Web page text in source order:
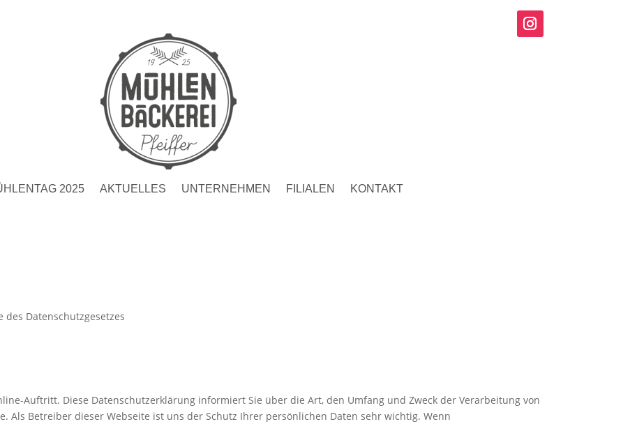
2025 AKTUELLES UNTERNEHMEN FILIALEN KONTAKT
Datenschutzgesetzes
Auftritt. Diese Datenschutzerklärung informiert Sie über die Art, den Umfang und Zweck der Verarbeitung von
Als Betreiber dieser Webseite ist uns der Schutz Ihrer persönlichen Daten sehr wichtig. Wenn